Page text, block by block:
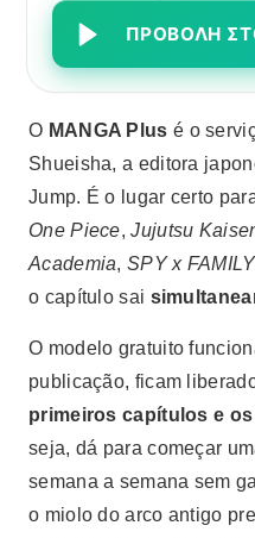
ΠΡΟΒΟΛΉ
Ο MANGA Plus é o
Shueisha, a editora
Jump. É o lugar certo
One Piece,Jujutsu
Academia,SPY x FAMILY
o capítulo sai
O modelo gratuito
publicação, ficam
primeiros capítulos e
seja, dá para começar
semana a semana sem
o miolo do arco antigo